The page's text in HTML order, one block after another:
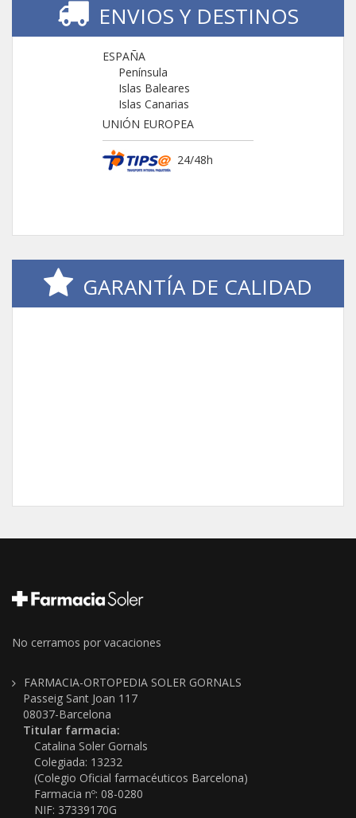
ENVIOS Y DESTINOS
ESPAÑA
Península
Islas Baleares
Islas Canarias
UNIÓN EUROPEA
24/48h
GARANTÍA DE CALIDAD
No cerramos por vacaciones
FARMACIA-ORTOPEDIA SOLER GORNALS
Passeig Sant Joan 117
08037-Barcelona
Titular farmacia:
Catalina Soler Gornals
Colegiada: 13232
(Colegio Oficial farmacéuticos Barcelona)
Farmacia nº: 08-0280
NIF: 37339170G